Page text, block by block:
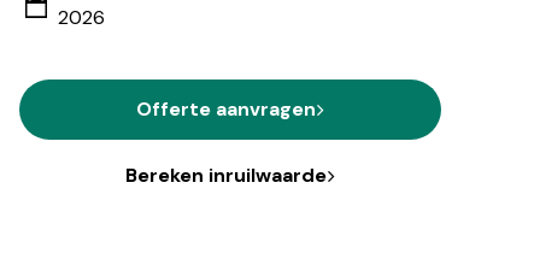
2026
Offerte aanvragen
Bereken inruilwaarde